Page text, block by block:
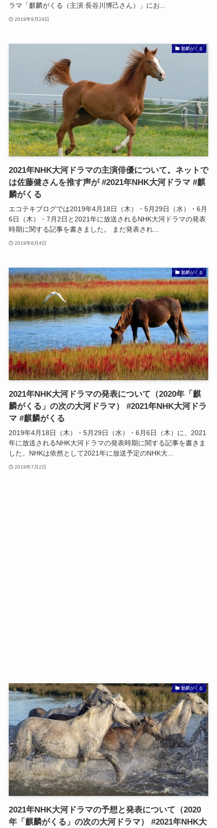
ラマ「麒麟がくる（主演:長谷川博己さん）」にお...
2019年9月24日
麒麟がくる
2021年NHK大河ドラマの主演俳優について。ネットで
は佐藤健さんを推す声が #2021年NHK大河ドラマ #麒
麟がくる
エコテキブログでは2019年4月18日（木）・5月29日（水）・6月
6日（木）・7月2日と2021年に放送されるNHK大河ドラマの発表
時期に関する記事を書きました。 まだ発表され...
2019年8月4日
麒麟がくる
2021年NHK大河ドラマの発表について（2020年「麒
麟がくる」の次の大河ドラマ） #2021年NHK大河ドラ
マ #麒麟がくる
2019年4月18日（木）・5月29日（水）・6月6日（木）に、2021
年に放送されるNHK大河ドラマの発表時期に関する記事を書きま
した。NHKは依然として2021年に放送予定のNHK大...
2019年7月2日
麒麟がくる
2021年NHK大河ドラマの予想と発表について（2020
年「麒麟がくる」の次の大河ドラマ） #2021年NHK大